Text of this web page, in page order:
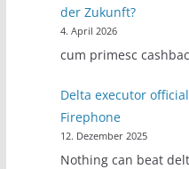
der Zukunft?
4. April 2026
cum primesc
Delta executor official
Firephone
12. Dezember 2025
Nothing can beat